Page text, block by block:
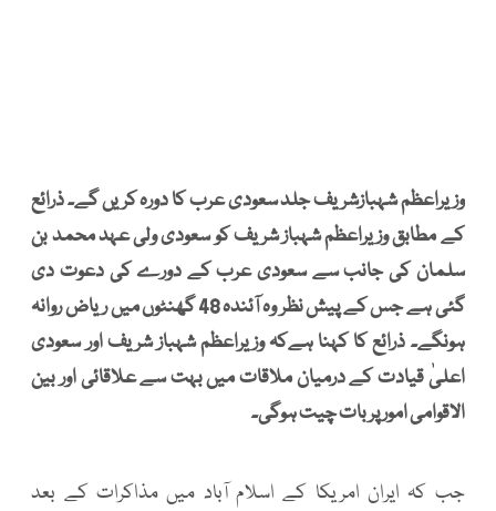
وزیراعظم شہبازشریف جلد سعودی عرب کا دورہ کریں گے۔ ذرائع
کے مطابق وزیراعظم شہباز شریف کو سعودی ولی عہد محمد بن
سلمان کی جانب سے سعودی عرب کے دورے کی دعوت دی
گئی ہے جس کے پیش نظر وہ آئندہ 48 گھنٹوں میں ریاض روانہ
ہونگے۔ ذرائع کا کہنا ہےکہ وزیراعظم شہباز شریف اور سعودی
اعلیٰ قیادت کے درمیان ملاقات میں بہت سے علاقائی اور بین
الاقوامی امور پر بات چیت ہوگی۔
جب کہ ایران امریکا کے اسلام آباد میں مذاکرات کے بعد